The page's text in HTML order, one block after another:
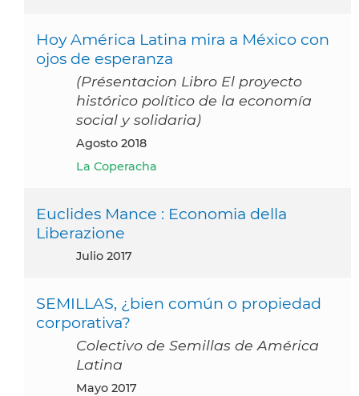
Hoy América Latina mira a México con
ojos de esperanza
(Présentacion Libro El proyecto
histórico político de la economía
social y solidaria)
agosto 2018
La Coperacha
Euclides Mance : Economia della
Liberazione
julio 2017
SEMILLAS, ¿bien común o propiedad
corporativa?
Colectivo de Semillas de América
Latina
mayo 2017